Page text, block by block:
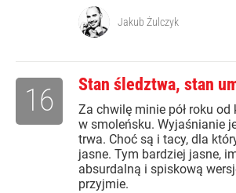
Jakub Żulczyk
Stan śledztwa, stan
Za chwilę minie pół roku
w smoleńsku. Wyjaśnianie
trwa. Choć są i tacy, dla
jasne. Tym bardziej jasne,
absurdalną i spiskową
przyjmie.
16